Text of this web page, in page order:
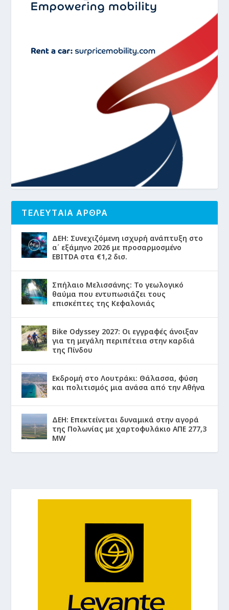
ΤΕΛΕΥΤΑΙΑ ΑΡΘΡΑ
ΔΕΗ: Συνεχιζόμενη ισχυρή ανάπτυξη στο
α΄ εξάμηνο 2026 με προσαρμοσμένο
EBITDA στα €1,2 δισ.
Σπήλαιο Μελισσάνης: Το γεωλογικό
θαύμα που εντυπωσιάζει τους
επισκέπτες της Κεφαλονιάς
Bike Odyssey 2027: Οι εγγραφές άνοιξαν
για τη μεγάλη περιπέτεια στην καρδιά
της Πίνδου
Εκδρομή στο Λουτράκι: Θάλασσα, φύση
και πολιτισμός μια ανάσα από την Αθήνα
ΔΕΗ: Επεκτείνεται δυναμικά στην αγορά
της Πολωνίας με χαρτοφυλάκιο ΑΠΕ 277,3
MW